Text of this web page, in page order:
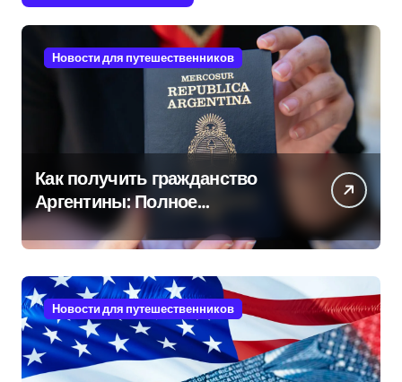
Новости для путешественников
Как получить гражданство
Аргентины: Полное
руководство
Новости для путешественников